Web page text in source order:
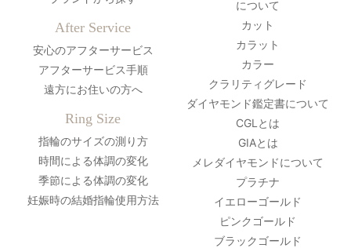
After Service
安心のアフターサービス
アフターサービス手順
遠方にお住いの方へ
Ring Size
指輪のサイズの測り方
時間による体調の変化
季節による体調の変化
妊娠時の結婚指輪使用方法
について
カット
カラット
カラー
クラリティグレード
ダイヤモンド鑑定書について
CGLとは
GIAとは
メレダイヤモンドについて
プラチナ
イエローゴールド
ピンクゴールド
ブラックゴールド